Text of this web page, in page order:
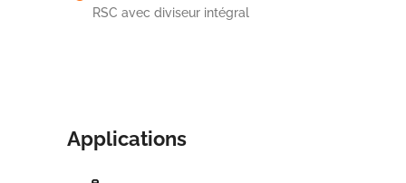
RSC avec diviseur intégral
Applications